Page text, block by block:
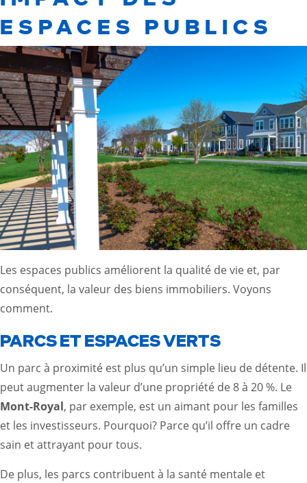
ESPACES PUBLICS
Les espaces publics améliorent la qualité de vie et, par
conséquent, la valeur des biens immobiliers. Voyons
comment.
PARCS ET ESPACES VERTS
Un parc à proximité est plus qu’un simple lieu de détente. Il
peut augmenter la valeur d’une propriété de 8 à 20 %. Le
Mont-Royal, par exemple, est un aimant pour les familles
et les investisseurs. Pourquoi? Parce qu’il offre un cadre
sain et attrayant pour tous.
De plus, les parcs contribuent à la santé mentale et